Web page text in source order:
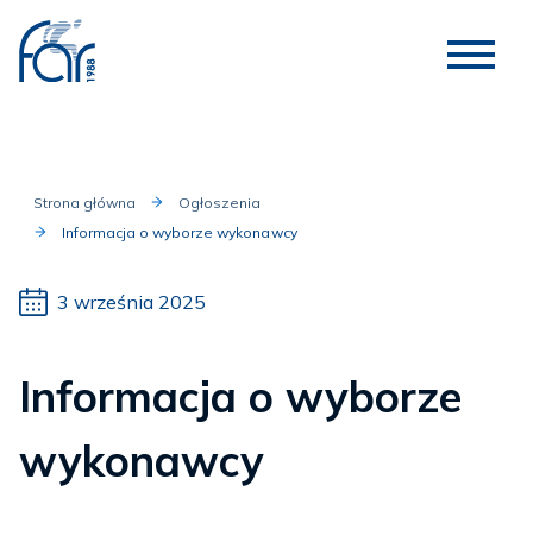
Strona główna
Ogłoszenia
Informacja o wyborze wykonawcy
3 września 2025
Informacja o wyborze
wykonawcy